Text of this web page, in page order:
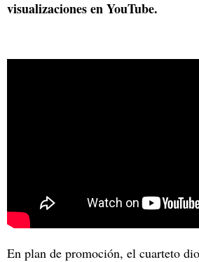
visualizaciones en YouTube.
En plan de promoción, el cuarteto